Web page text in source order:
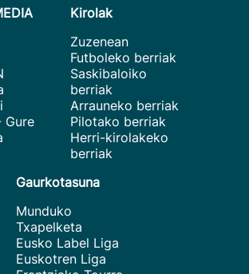
Gure
Kirolak
Zuzenean
Futboleko berriak
Saskibaloiko
berriak
Arrauneko berriak
Pilotako berriak
Herri-kirolakeko
berriak
Gaurkotasuna
Munduko
Txapelketa
Eusko Label Liga
Euskotren Liga